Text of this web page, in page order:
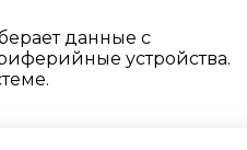
данные с
устройства.